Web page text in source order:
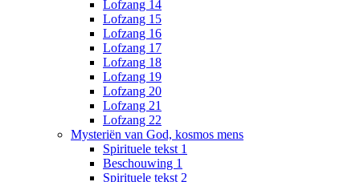
Lofzang 14
Lofzang 15
Lofzang 16
Lofzang 17
Lofzang 18
Lofzang 19
Lofzang 20
Lofzang 21
Lofzang 22
Mysteriën van God, kosmos mens
Spirituele tekst 1
Beschouwing 1
Spirituele tekst 2